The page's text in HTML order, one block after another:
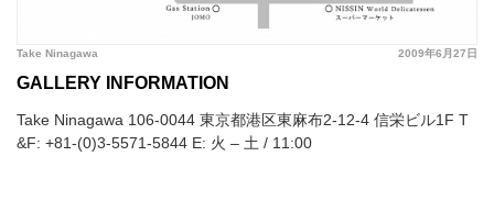
2009年6月27日
Take Ninagawa
GALLERY INFORMATION
Take Ninagawa 106-0044 東京都港区東麻布2-12-4 信栄ビル1F T
&F: +81-(0)3-5571-5844 E: 火 – 土 / 11:00